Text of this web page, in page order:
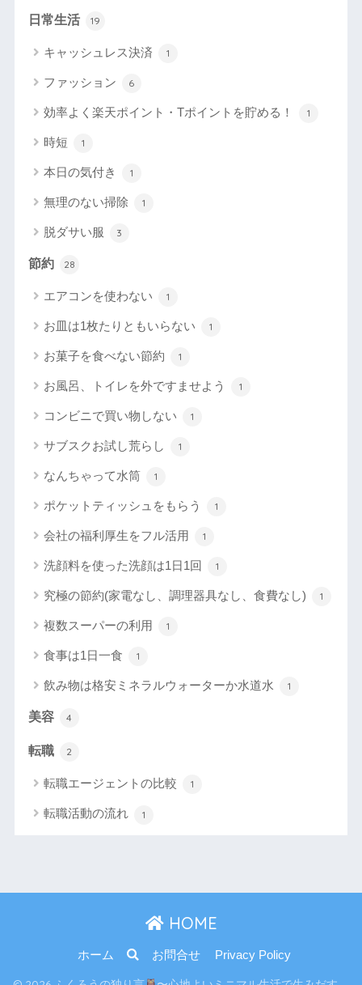
日常生活 19
キャッシュレス決済 1
ファッション 6
効率よく楽天ポイント・Tポイントを貯める！ 1
時短 1
本日の気付き 1
無理のない掃除 1
脱ダサい服 3
節約 28
エアコンを使わない 1
お皿は1枚たりともいらない 1
お菓子を食べない節約 1
お風呂、トイレを外ですませよう 1
コンビニで買い物しない 1
サブスクお試し荒らし 1
なんちゃって水筒 1
ポケットティッシュをもらう 1
会社の福利厚生をフル活用 1
洗顔料を使った洗顔は1日1回 1
究極の節約(家電なし、調理器具なし、食費なし) 1
複数スーパーの利用 1
食事は1日一食 1
飲み物は格安ミネラルウォーターか水道水 1
美容 4
転職 2
転職エージェントの比較 1
転職活動の流れ 1
HOME
ホーム お問合せ Privacy Policy